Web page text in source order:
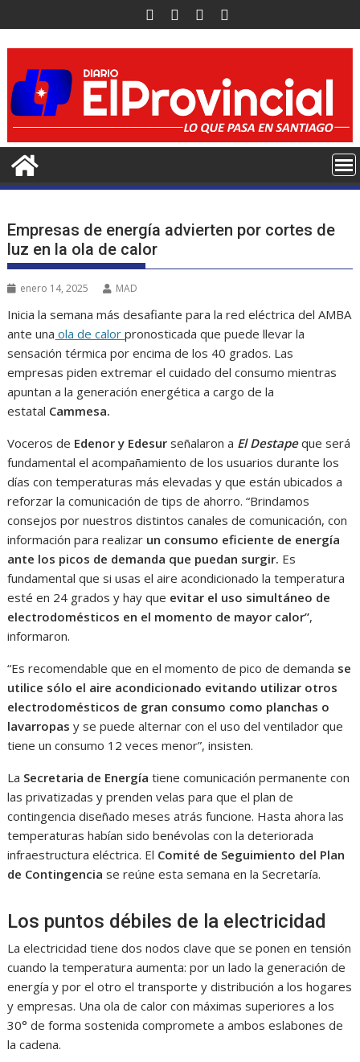
al
contenido
Empresas de energía advierten por cortes de
luz en la ola de calor
enero 14, 2025 MAD
Inicia la semana más desafiante para la red eléctrica del AMBA
ante una ola de calorpronosticada que puede llevar la
sensación térmica por encima de los 40 grados. Las
empresas piden extremar el cuidado del consumo mientras
apuntan a la generación energética a cargo de la
estatal Cammesa.
Voceros de Edenor y Edesur señalaron a El Destapeque será
fundamental el acompañamiento de los usuarios durante los
días con temperaturas más elevadas y que están ubicados a
reforzar la comunicación de tips de ahorro. “Brindamos
consejos por nuestros distintos canales de comunicación, con
información para realizar un consumo eficiente de energía
ante los picos de demanda que puedan surgir. Es
fundamental que si usas el aire acondicionado la temperatura
esté en 24 grados y hay que evitar el uso simultáneo de
electrodomésticos en el momento de mayor calor”,
informaron.
“Es recomendable que en el momento de pico de demanda se
utilice sólo el aire acondicionado evitando utilizar otros
electrodomésticos de gran consumo como planchas o
lavarropas y se puede alternar con el uso del ventilador que
tiene un consumo 12 veces menor”, insisten.
La Secretaria de Energíatiene comunicación permanente con
las privatizadas y prenden velas para que el plan de
contingencia diseñado meses atrás funcione. Hasta ahora las
temperaturas habían sido benévolas con la deteriorada
infraestructura eléctrica. El Comité de Seguimiento del Plan
de Contingencia se reúne esta semana en la Secretaría.
Los puntos débiles de la electricidad
La electricidad tiene dos nodos clave que se ponen en tensión
cuando la temperatura aumenta: por un lado la generación de
energía y por el otro el transporte y distribución a los hogares
y empresas. Una ola de calor con máximas superiores a los
30° de forma sostenida compromete a ambos eslabones de
la cadena.